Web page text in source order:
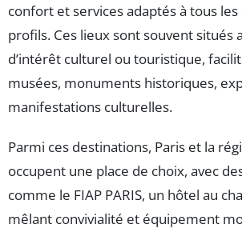
confort et services adaptés à tous les
profils. Ces lieux sont souvent situés
d’intérêt culturel ou touristique,
musées, monuments historiques,
manifestations culturelles.
Parmi ces destinations, Paris et la
occupent une place de choix, avec
comme le FIAP PARIS, un hôtel au
mêlant convivialité et équipement